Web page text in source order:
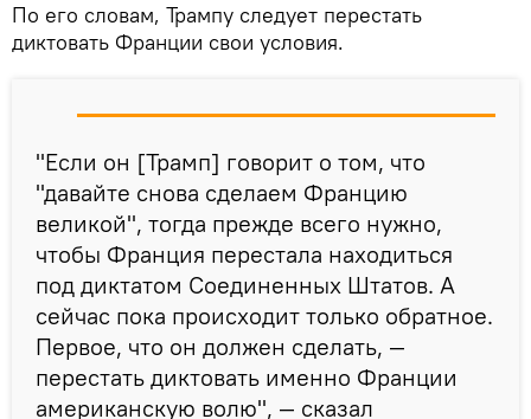
По его словам, Трампу следует перестать
диктовать Франции свои условия.
"Если он [Трамп] говорит о том, что
"давайте снова сделаем Францию
великой", тогда прежде всего нужно,
чтобы Франция перестала находиться
под диктатом Соединенных Штатов. А
сейчас пока происходит только обратное.
Первое, что он должен сделать, —
перестать диктовать именно Франции
американскую волю", — сказал